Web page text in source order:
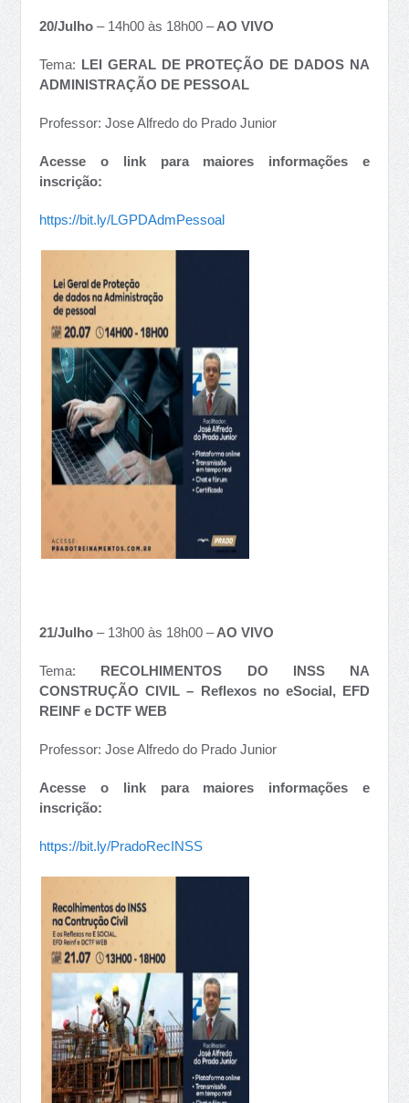
20/Julho– 14h00 às 18h00 –AO VIVO
Tema: LEI GERAL DE PROTEÇÃO DE DADOS NA
ADMINISTRAÇÃO DE PESSOAL
Professor: Jose Alfredo do Prado Junior
Acesse o link para maiores informações e
inscrição:
https://bit.ly/LGPDAdmPessoal
21/Julho– 13h00 às 18h00 –AO VIVO
Tema: RECOLHIMENTOS DO INSS NA
CONSTRUÇÃO CIVIL – Reflexos no eSocial, EFD
REINF e DCTF WEB
Professor: Jose Alfredo do Prado Junior
Acesse o link para maiores informações e
inscrição:
https://bit.ly/PradoRecINSS